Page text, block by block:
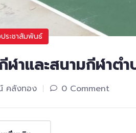
ระชาสัมพันธ์
ฬาและสนามกีฬาต
คลังทอง 0 Comment